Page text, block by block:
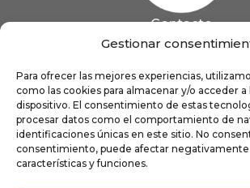
Gestionar
Para ofrecer las mejores experiencias,
como las cookies para almacenar y/o acceder a
dispositivo. El consentimiento de estas
procesar datos como el comportamiento de
identificaciones únicas en este sitio. No
consentimiento, puede afectar negativamente
características y funciones.
Contacto
 coigijon@gmail.com
Horario
Lun
9:00 a
Mar
9:00 a
Mié
9:00 a
Jue
9:00 a